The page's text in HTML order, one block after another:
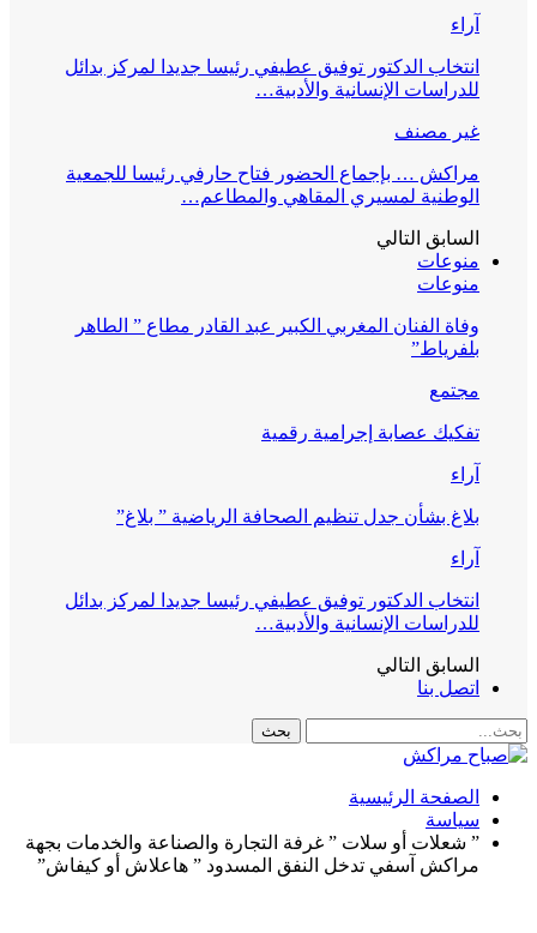
آراء
انتخاب الدكتور توفيق عطيفي رئيسا جديدا لمركز بدائل
للدراسات الإنسانية والأدبية…
غير مصنف
مراكش … بإجماع الحضور فتاح حارفي رئيسا للجمعية
الوطنية لمسيري المقاهي والمطاعم…
السابق التالي
منوعات
منوعات
وفاة الفنان المغربي الكبير عبد القادر مطاع ” الطاهر
بلفرياط”
مجتمع
تفكيك عصابة إجرامية رقمية
آراء
بلاغ بشأن جدل تنظيم الصحافة الرياضية ” بلاغ”
آراء
انتخاب الدكتور توفيق عطيفي رئيسا جديدا لمركز بدائل
للدراسات الإنسانية والأدبية…
السابق التالي
اتصل بنا
الصفحة الرئيسية
سياسة
” شعلات أو سلات ” غرفة التجارة والصناعة والخدمات بجهة
مراكش آسفي تدخل النفق المسدود ” هاعلاش أو كيفاش”